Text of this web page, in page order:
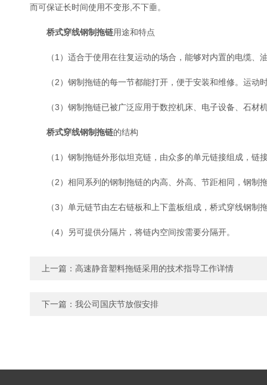
而可保证长时间使用不变形,不下垂。
桥式穿线钢制拖链用途和特点
（1）适合于使用在往复运动的场合，能够对内置的电缆、
（2）钢制拖链的每一节都能打开，便于安装和维修。运动
（3）钢制拖链已被广泛应用于数控机床、电子设备、石材
桥式穿线钢制拖链的结构
（1）钢制拖链外形似坦克链，由众多的单元链接组成，链
（2）相同系列的钢制拖链的内高、外高、节距相同，钢制
（3）单元链节由左右链板和上下盖板组成，桥式穿线钢制
（4）另可提供分隔片，将链内空间按需要分隔开。
上一篇： 高速静音塑料拖链采用的技术指导工作详情
下一篇： 我公司国庆节放假安排